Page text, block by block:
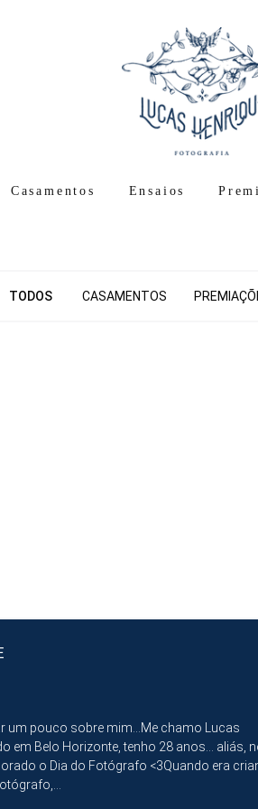
Casamentos Ensaios
TODOS CASAMENTOS
um pouco sobre mim...Me chamo Lucas
em Belo Horizonte, tenho 28 anos... aliás,
o Dia do Fotógrafo <3Quando era